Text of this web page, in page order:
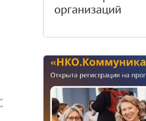
организаций